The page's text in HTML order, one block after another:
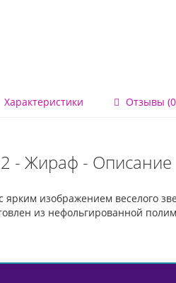
Характеристики Отзывы
- Жираф - Описание
изображением веселого
из нефольгированной